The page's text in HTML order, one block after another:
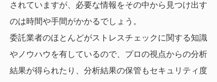
されていますが、必要な情報をその中から見つけ出す
のは時間や手間がかかるでしょう。
委託業者のほとんどがストレスチェックに関する知識
やノウハウを有しているので、プロの視点からの分析
結果が得られたり、分析結果の保管もセキュリティ度